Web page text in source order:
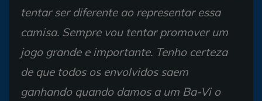
tentar ser diferente ao representar essa
camisa. Sempre vou tentar promover um
jogo grande e importante. Tenho certeza
de que todos os envolvidos saem
ganhando quando damos a um Ba-Vi o